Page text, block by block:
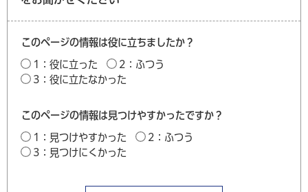
このページの情報は役に立ちましたか？
1：役に立った
2：ふつう
3：役に立たなかった
このページの情報は見つけやすかったですか？
1：見つけやすかった
2：ふつう
3：見つけにくかった